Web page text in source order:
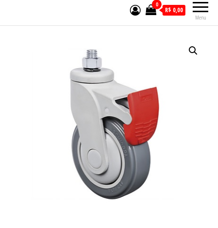
Menu
0
R$ 0,00